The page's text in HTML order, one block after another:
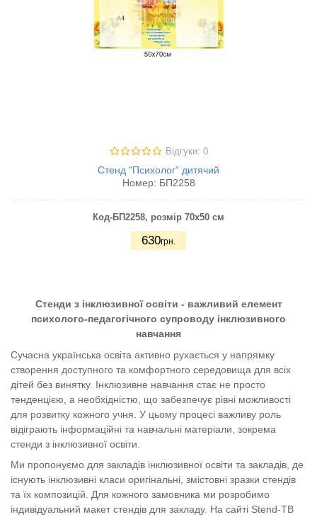
Відгуки: 0
Стенд "Психолог" дитячий
Номер: БП2258
Код-БП2258, розмір 70х50 см
630грн.
Стенди з інклюзивної освіти - важливий елемент
психолого-педагогічного супроводу інклюзивного
навчання
Сучасна українська освіта активно рухається у напрямку
створення доступного та комфортного середовища для всіх
дітей без винятку. Інклюзивне навчання стає не просто
тенденцією, а необхідністю, що забезпечує рівні можливості
для розвитку кожного учня. У цьому процесі важливу роль
відіграють інформаційні та навчальні матеріали, зокрема
стенди з інклюзивної освіти.
Ми пропонуємо для закладів інклюзивної освіти та закладів, де
існують інклюзивні класи оригінальні, змістовні зразки стендів
та їх композицій. Для кожного замовника ми розробимо
індивідуальний макет стендів для закладу. На сайті Stend-TB